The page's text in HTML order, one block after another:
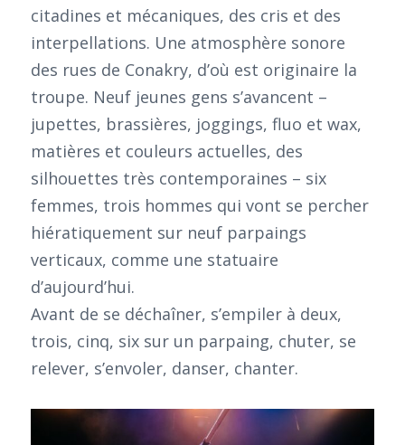
citadines et mécaniques, des cris et des
interpellations. Une atmosphère sonore
des rues de Conakry, d’où est originaire la
troupe. Neuf jeunes gens s’avancent –
jupettes, brassières, joggings, fluo et wax,
matières et couleurs actuelles, des
silhouettes très contemporaines – six
femmes, trois hommes qui vont se percher
hiératiquement sur neuf parpaings
verticaux, comme une statuaire
d’aujourd’hui.
Avant de se déchaîner, s’empiler à deux,
trois, cinq, six sur un parpaing, chuter, se
relever, s’envoler, danser, chanter.